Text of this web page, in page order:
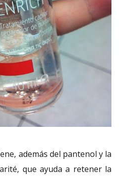
además del pantenol y la
que ayuda a retener la